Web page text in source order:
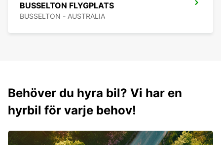
BUSSELTON FLYGPLATS
BUSSELTON - AUSTRALIA
Behöver du hyra bil? Vi har en
hyrbil för varje behov!